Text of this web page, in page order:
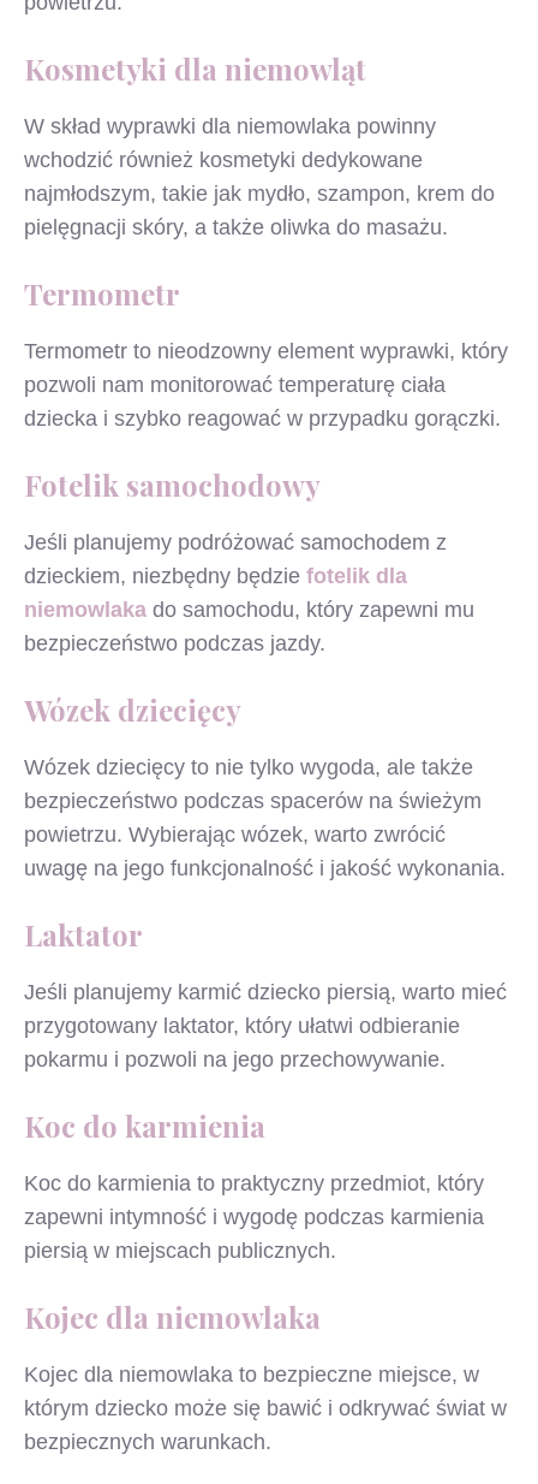
Kosmetyki dla niemowląt
W skład wyprawki dla niemowlaka powinny
wchodzić również kosmetyki dedykowane
najmłodszym, takie jak mydło, szampon, krem do
pielęgnacji skóry, a także oliwka do masażu.
Termometr
Termometr to nieodzowny element wyprawki, który
pozwoli nam monitorować temperaturę ciała
dziecka i szybko reagować w przypadku gorączki.
Fotelik samochodowy
Jeśli planujemy podróżować samochodem z
dzieckiem, niezbędny będzie fotelik dla
niemowlaka do samochodu, który zapewni mu
bezpieczeństwo podczas jazdy.
Wózek dziecięcy
Wózek dziecięcy to nie tylko wygoda, ale także
bezpieczeństwo podczas spacerów na świeżym
powietrzu. Wybierając wózek, warto zwrócić
uwagę na jego funkcjonalność i jakość wykonania.
Laktator
Jeśli planujemy karmić dziecko piersią, warto mieć
przygotowany laktator, który ułatwi odbieranie
pokarmu i pozwoli na jego przechowywanie.
Koc do karmienia
Koc do karmienia to praktyczny przedmiot, który
zapewni intymność i wygodę podczas karmienia
piersią w miejscach publicznych.
Kojec dla niemowlaka
Kojec dla niemowlaka to bezpieczne miejsce, w
którym dziecko może się bawić i odkrywać świat w
bezpiecznych warunkach.